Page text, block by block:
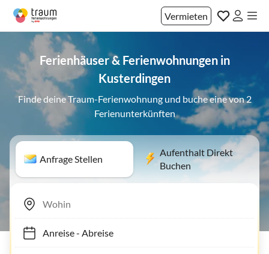
Vermieten
Ferienhäuser & Ferienwohnungen in
Kusterdingen
Finde deine Traum-Ferienwohnung und buche eine von 2
Ferienunterkünften
Anfrage Stellen
Aufenthalt Direkt
Buchen
Anreise- Abreise